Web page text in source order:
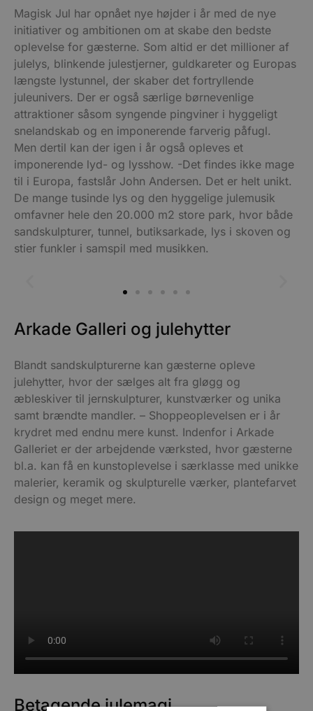
Magisk Jul har opnået nye højder i år med de nye
initiativer og ambitionen om at skabe den bedste
oplevelse for gæsterne. Som altid er det millioner af
julelys, blinkende julestjerner, guldkareter og Europas
længste lystunnel, der skaber det fortryllende
juleunivers. Der er også særlige børnevenlige
attraktioner såsom syngende pingviner i hyggeligt
snelandskab og en imponerende farverig påfugl.
Men dertil kan der igen i år også opleves et
imponerende lyd- og lysshow. -Det findes ikke mage
til i Europa, fastslår John Andersen. Det er helt unikt.
De mange tusinde lys og den hyggelige julemusik
omfavner hele den 20.000 m2 store park, hvor både
sandskulpturer, tunnel, butiksarkade, lys i skoven og
stier funkler i samspil med musikken.
Arkade Galleri og julehytter
Blandt sandskulpturerne kan gæsterne opleve
julehytter, hvor der sælges alt fra gløgg og
æbleskiver til jernskulpturer, kunstværker og unika
samt brændte mandler. – Shoppeoplevelsen er i år
krydret med endnu mere kunst. Indenfor i Arkade
Galleriet er der arbejdende værksted, hvor gæsterne
bl.a. kan få en kunstoplevelse i særklasse med unikke
malerier, keramik og skulpturelle værker, plantefarvet
design og meget mere.
Betagende julemagi